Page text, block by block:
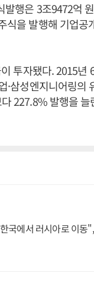
행은 3조9472억
식을 발행해 기업공
투자됐다. 2015년
삼성엔지니어링의
227.8% 발행을 늘
국에서 러시아로 이동